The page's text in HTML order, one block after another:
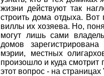
жизни действуют так
строить дома отдыха.
виллы их хозяева. Но,
могут лишь сами
домов
мэрии, местных
произошло и куда смотрит
этот вопрос - на